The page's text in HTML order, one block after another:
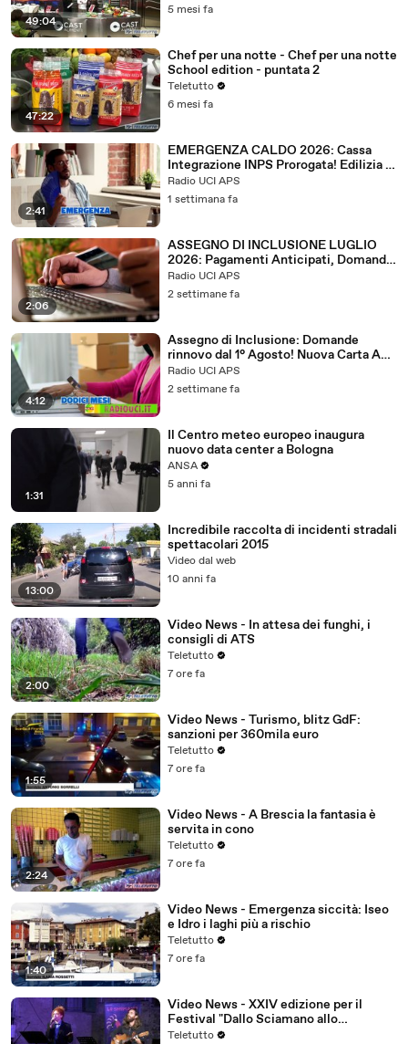
49:04
5 mesi fa
47:22
Chef per una notte - Chef per una notte
School edition - puntata 2
Teletutto
6 mesi fa
2:41
EMERGENZA CALDO 2026: Cassa
Integrazione INPS Prorogata! Edilizia e
Agricoltura
Radio UCI APS
1 settimana fa
2:06
ASSEGNO DI INCLUSIONE LUGLIO
2026: Pagamenti Anticipati, Domande
Bloccate e Rinnovi
Radio UCI APS
2 settimane fa
4:12
Assegno di Inclusione: Domande
rinnovo dal 1° Agosto! Nuova Carta ADI
o Vecchia?
Radio UCI APS
2 settimane fa
1:31
Il Centro meteo europeo inaugura
nuovo data center a Bologna
ANSA
5 anni fa
13:00
Incredibile raccolta di incidenti stradali
spettacolari 2015
Video dal web
10 anni fa
2:00
Video News - In attesa dei funghi, i
consigli di ATS
Teletutto
7 ore fa
1:55
Video News - Turismo, blitz GdF:
sanzioni per 360mila euro
Teletutto
7 ore fa
2:24
Video News - A Brescia la fantasia è
servita in cono
Teletutto
7 ore fa
1:40
Video News - Emergenza siccità: Iseo
e Idro i laghi più a rischio
Teletutto
7 ore fa
Video News - XXIV edizione per il
Festival "Dallo Sciamano allo
Showman"
Teletutto